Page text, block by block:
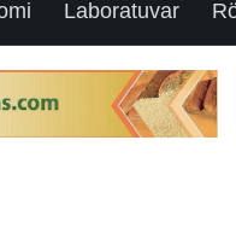
Laboratuvar